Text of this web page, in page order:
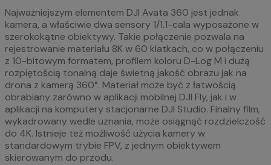
Najważniejszym elementem DJI Avata 360 jest jednak
kamera, a właściwie dwa sensory 1/1.1-cala wyposażone w
szerokokątne obiektywy. Takie połączenie pozwala na
rejestrowanie materiału 8K w 60 klatkach, co w połączeniu
z 10-bitowym formatem, profilem koloru D-Log M i dużą
rozpiętością tonalną daje świetną jakość obrazu jak na
drona z kamerą 360°. Materiał może być z łatwością
obrabiany zarówno w aplikacji mobilnej DJI Fly, jak i w
aplikacji na komputery stacjonarne DJI Studio. Finalny film,
wykadrowany wedle uznania, może osiągnąć rozdzielczość
do 4K. Istnieje też możliwość użycia kamery w
standardowym trybie FPV, z jednym obiektywem
skierowanym do przodu.